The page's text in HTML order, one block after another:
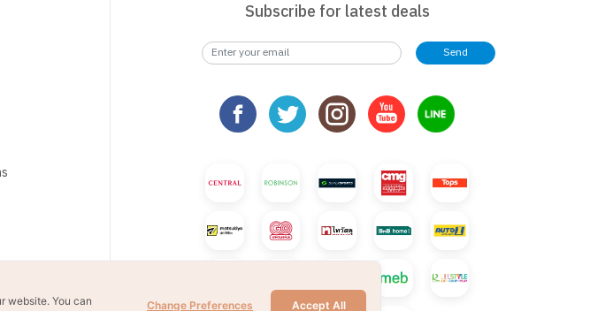
Subscribe for latest deals
Send
website. You can
Accept All
Change Preferences